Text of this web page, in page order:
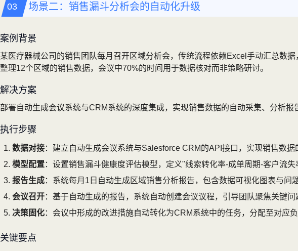
场景二：销售漏斗分析会的自动化升级
案例背景
某医疗器械公司的销售团队每月召开区域分析会，传统流程依赖Excel手动汇总数
整理12个区域的销售数据，会议中70%的时间用于数据核对而非策略研讨。
解决方案
部署自动生成会议系统与CRM系统的深度集成，实现销售数据的自动采集、分析
执行步骤
数据对接：建立自动生成会议系统与Salesforce CRM的API接口，实现销售数据
模型配置：设置销售漏斗健康度评估模型，定义"线索转化率-成单周期-客户流
报告生成：系统每月1日自动生成区域销售分析报告，包含数据可视化图表与问
会议召开：基于自动生成的报告，系统自动创建会议议程，引导团队聚焦关键问
决策固化：会议中形成的改进措施自动转化为CRM系统中的任务，分配至对应
关键要点